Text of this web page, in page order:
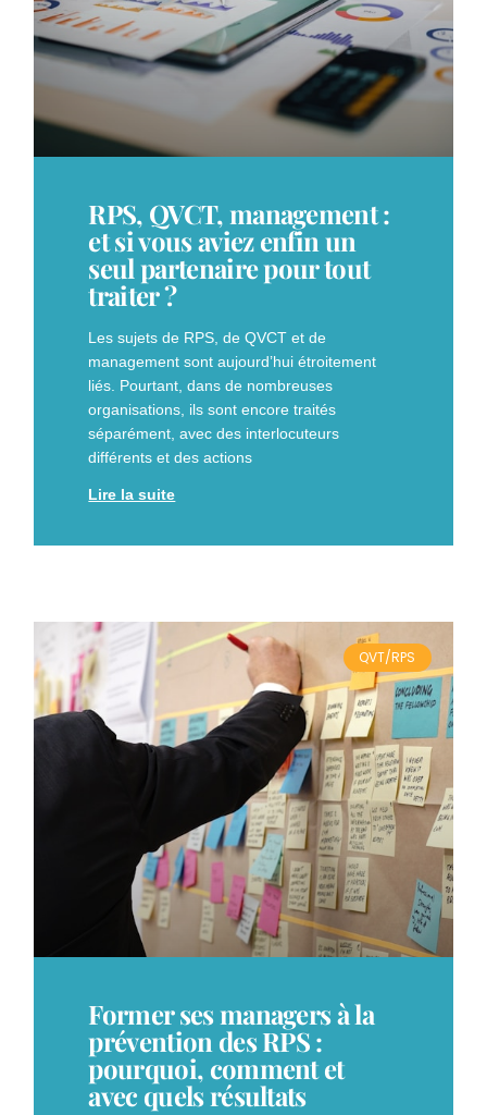
RPS, QVCT, management :
et si vous aviez enfin un
seul partenaire pour tout
traiter ?
Les sujets de RPS, de QVCT et de
management sont aujourd’hui étroitement
liés. Pourtant, dans de nombreuses
organisations, ils sont encore traités
séparément, avec des interlocuteurs
différents et des actions
Lire la suite
QVT/RPS
Former ses managers à la
prévention des RPS :
pourquoi, comment et
avec quels résultats